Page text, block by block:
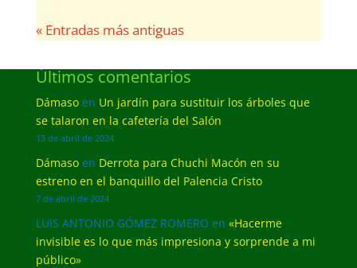
« Entradas más antiguas
Últimos comentarios
Dámasoen Un jardín para sustituir los árboles que
se talaron en la cafetería del Salón
13 de abril de 2024
Dámasoen Derrota para Chuchi Macón en su
estreno en el banquillo del Palencia Cristo
7 de abril de 2024
LUIS ANTONIO GÓMEZ ROMERO en «Hacerme
invisible es lo que más impresiona y sorprende a mi
público»